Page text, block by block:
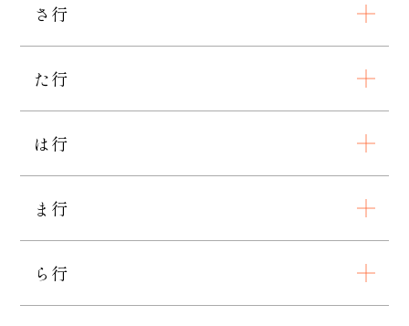
さ行
た行
は行
ま行
ら行